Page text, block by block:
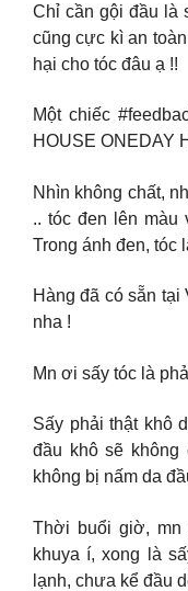
Chỉ cần gội đầu là
cũng cực kì an
hại cho tóc đâu ạ !!
Một chiếc
HOUSE ONEDAY
Nhìn không chất,
.. tóc đen lên
Trong ánh đen, tóc
Hàng đã có sẵn tại
nha !
Mn ơi sấy tóc là
Sấy phải thật khô
đầu khô sẽ không
không bị nấm da
Thời buổi giờ, mn
khuya í, xong là
lạnh, chưa kể đầu